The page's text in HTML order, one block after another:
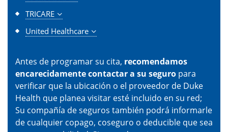
TRICARE
United Healthcare
Antes de programar su cita, recomendamos
encarecidamente contactar a su seguro para
verificar que la ubicación o el proveedor de Duke
Health que planea visitar esté incluido en su red;
Su compañía de seguros también podrá informarle
de cualquier copago, coseguro o deducible que sea